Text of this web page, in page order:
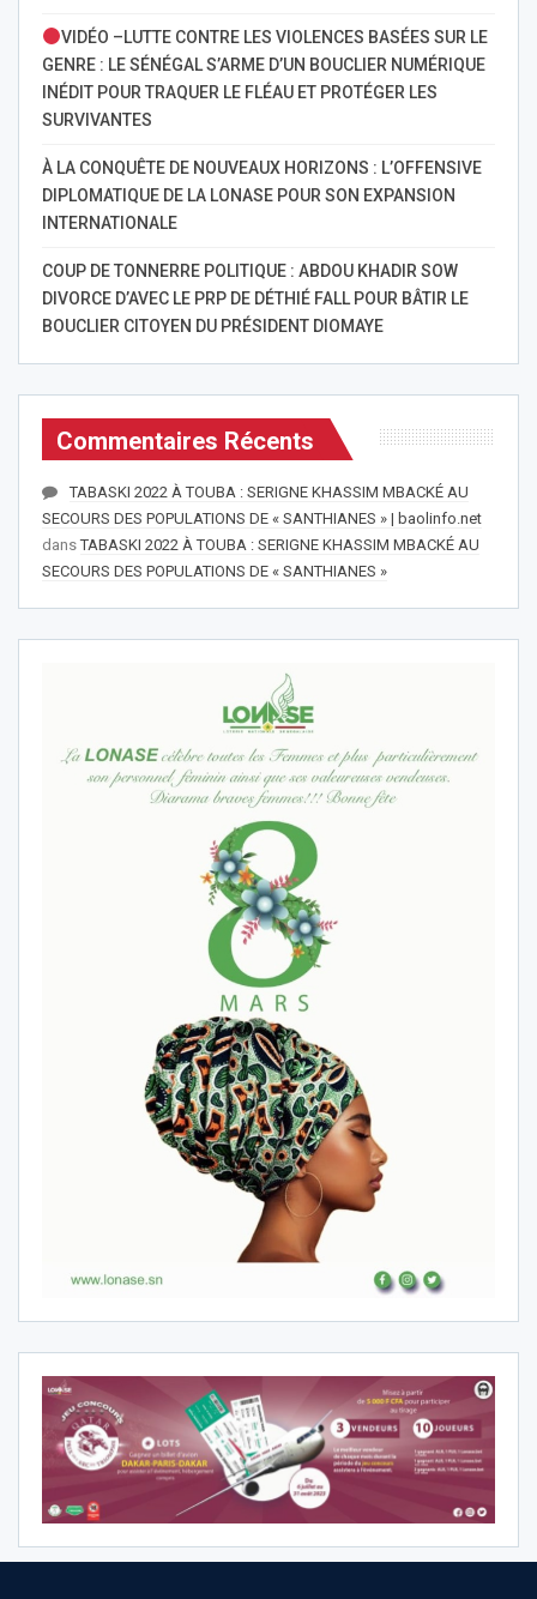
VIDÉO –LUTTE CONTRE LES VIOLENCES BASÉES SUR LE
GENRE : LE SÉNÉGAL S’ARME D’UN BOUCLIER NUMÉRIQUE
INÉDIT POUR TRAQUER LE FLÉAU ET PROTÉGER LES
SURVIVANTES
À LA CONQUÊTE DE NOUVEAUX HORIZONS : L’OFFENSIVE
DIPLOMATIQUE DE LA LONASE POUR SON EXPANSION
INTERNATIONALE
COUP DE TONNERRE POLITIQUE : ABDOU KHADIR SOW
DIVORCE D’AVEC LE PRP DE DÉTHIÉ FALL POUR BÂTIR LE
BOUCLIER CITOYEN DU PRÉSIDENT DIOMAYE
Commentaires Récents
TABASKI 2022 À TOUBA : SERIGNE KHASSIM MBACKÉ AU
SECOURS DES POPULATIONS DE « SANTHIANES » | baolinfo.net
dansTABASKI 2022 À TOUBA : SERIGNE KHASSIM MBACKÉ AU
SECOURS DES POPULATIONS DE « SANTHIANES »